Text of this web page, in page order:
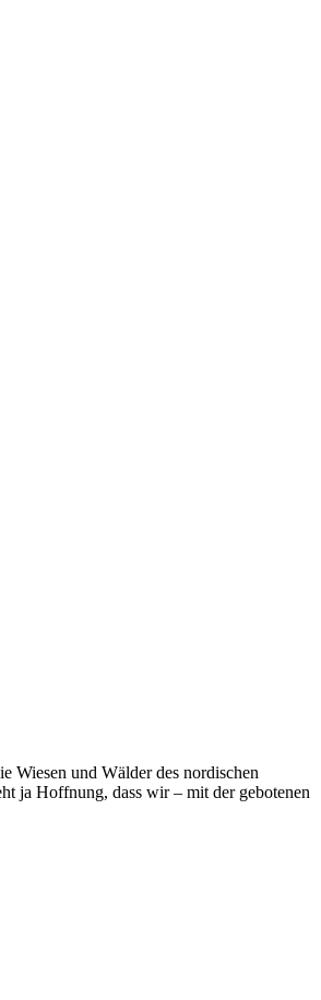
Wiesen und Wälder des nordischen
ja Hoffnung, dass wir – mit der gebotenen